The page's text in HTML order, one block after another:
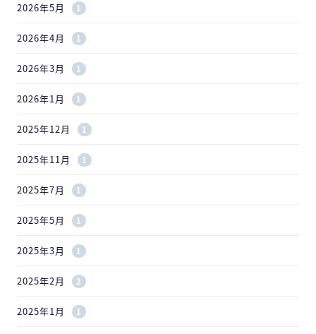
2026年5月 1
2026年4月 1
2026年3月 1
2026年1月 1
2025年12月 1
2025年11月 1
2025年7月 1
2025年5月 1
2025年3月 1
2025年2月 2
2025年1月 1